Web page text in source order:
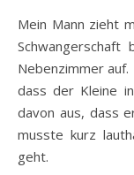
Mein Mann zieht
Nebenzimmer
dass der Kleine
davon aus, dass
musste kurz
geht.